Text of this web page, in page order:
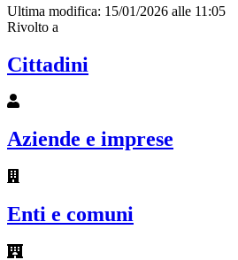
Ultima modifica: 15/01/2026 alle 11:05
Rivolto a
Cittadini
Aziende e imprese
Enti e comuni